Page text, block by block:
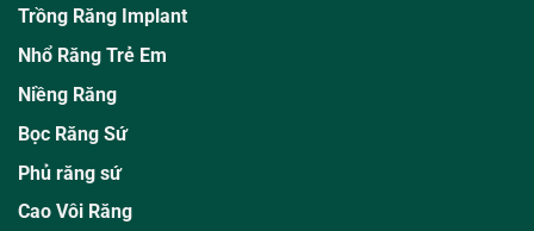
Trồng Răng Implant
Nhổ Răng Trẻ Em
Niềng Răng
Bọc Răng Sứ
Phủ răng sứ
Cao Vôi Răng